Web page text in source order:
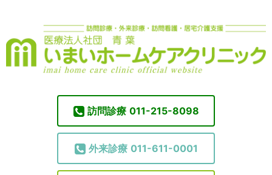
訪問診療 011-215-8098
外来診療 011-611-0001